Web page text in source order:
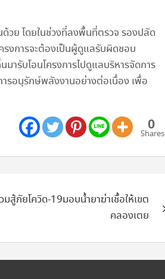
วย โดยในช่วงที่ลงพื้นที่ตรวจ รองปลัด
รงการจะต้องเป็นผู้ดูแลรับผิดชอบ
ารับโอนโครงการไปดูแลบริหารจัดการ
ารอนุรักษ์พลังงานอย่างต่อเนื่อง เพื่อ
0
Shares
สู้ภัยโควิด-19มอบน้ำยาฆ่าเชื้อให้เขต
คลองเตย